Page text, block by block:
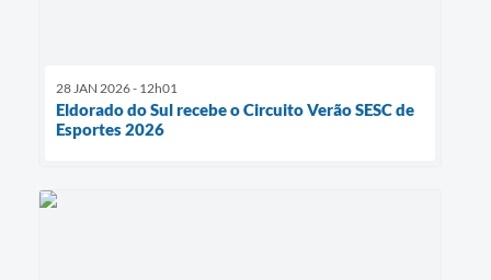
28 JAN 2026 - 12h01
Eldorado do Sul recebe o Circuito Verão SESC de
Esportes 2026